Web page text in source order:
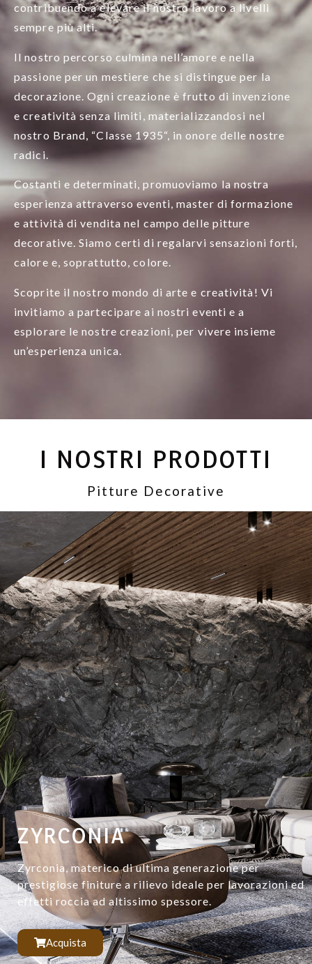
contribuendo a elevare il nostro lavoro a livelli
sempre più alti.
Il nostro percorso culmina nell’amore e nella
passione per un mestiere che si distingue per la
decorazione. Ogni creazione è frutto di invenzione
e creatività senza limiti, materializzandosi nel
nostro Brand, “Classe 1935“, in onore delle nostre
radici.
Costanti e determinati, promuoviamo la nostra
esperienza attraverso eventi, master di formazione
e attività di vendita nel campo delle pitture
decorative. Siamo certi di regalarvi sensazioni forti,
calore e, soprattutto, colore.
Scoprite il nostro mondo di arte e creatività! Vi
invitiamo a partecipare ai nostri eventi e a
esplorare le nostre creazioni, per vivere insieme
un’esperienza unica.
I NOSTRI PRODOTTI
Pitture Decorative
ZYRCONIA
Zyrconia, materico di ultima generazione per
prestigiose finiture a rilievo ideale per lavorazioni ed
effetti roccia ad altissimo spessore.
Acquista